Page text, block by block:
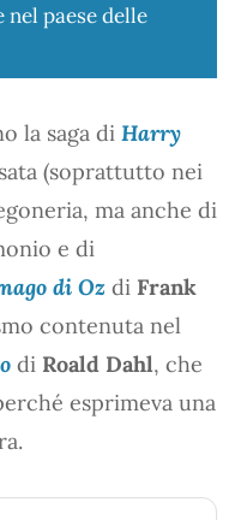
paese delle
la saga di Harry
(soprattutto nei
ma anche di
e di
di Oz di Frank
contenuta nel
di Roald Dahl, che
esprimeva una